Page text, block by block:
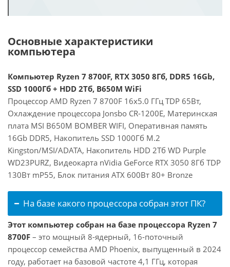
Основные характеристики
компьютера
Компьютер Ryzen 7 8700F, RTX 3050 8Гб, DDR5 16Gb,
SSD 1000Гб + HDD 2Тб, B650M WiFi
Процессор AMD Ryzen 7 8700F 16x5.0 ГГц TDP 65Вт,
Охлаждение процессора Jonsbo CR-1200E, Материнская
плата MSI B650M BOMBER WIFI, Оперативная память
16Gb DDR5, Накопитель SSD 1000Гб M.2
Kingston/MSI/ADATA, Накопитель HDD 2Тб WD Purple
WD23PURZ, Видеокарта nVidia GeForce RTX 3050 8Гб TDP
130Вт mP55, Блок питания ATX 600Вт 80+ Bronze
На базе какого процессора собран этот ПК?
Этот компьютер собран на базе процессора Ryzen 7
8700F – это мощный 8-ядерный, 16-поточный
процессор семейства AMD Phoenix, выпущенный в 2024
году, работает на базовой частоте 4,1 ГГц, которая